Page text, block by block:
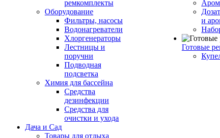
ремкомплекты
Оборудование
Фильтры, насосы
Водонагреватели
Хлоргенераторы
Лестницы и
поручни
Подводная
подсветка
Химия для бассейна
Средства
дезинфекции
Средства для
очистки и ухода
Дача и Сад
Товары для отдыха
и
Готовые